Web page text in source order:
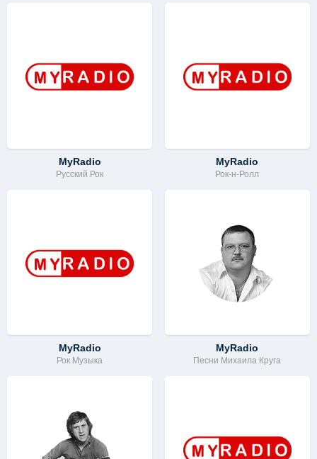
MyRadio
Русский Рок
MyRadio
Рок-н-Ролл
MyRadio
Рок Музыка
MyRadio
Песни Михаила Круга